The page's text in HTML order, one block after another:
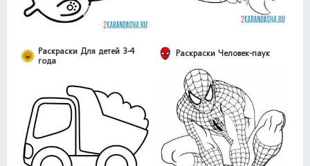
Раскраски Для детей 3-4
года
Раскраски Человек-паук